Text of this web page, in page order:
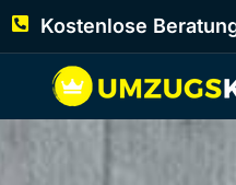
Kostenlose